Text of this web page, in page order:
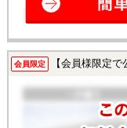
会員限定 【会員様限定で